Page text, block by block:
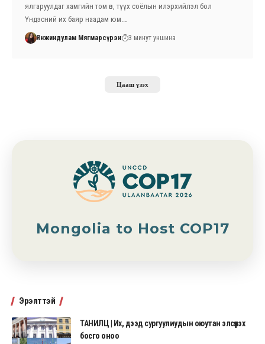
ялгаруулдаг хамгийн том өв, түүх соёлын илэрхийлэл бол
Үндэсний их баяр наадам юм.…
Янжиндулам Мягмарсүрэн 3 минут уншина
Цааш үзэх
Mongolia to Host COP17
Эрэлттэй
ТАНИЛЦ | Их, дээд сургуулиудын оюутан элсүүлэх
босго оноо